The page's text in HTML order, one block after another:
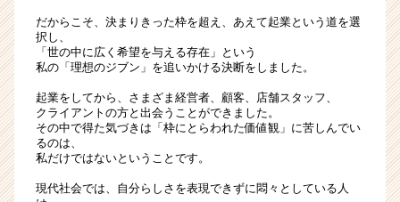
だからこそ、決まりきった枠を超え、あえて起業という道を選
択し、
「世の中に広く希望を与える存在」という
私の「理想のジブン」を追いかける決断をしました。
起業をしてから、さまざま経営者、顧客、店舗スタッフ、
クライアントの方と出会うことができました。
その中で得た気づきは「枠にとらわれた価値観」に苦しんでい
るのは、
私だけではないということです。
現代社会では、自分らしさを表現できずに悶々としている人